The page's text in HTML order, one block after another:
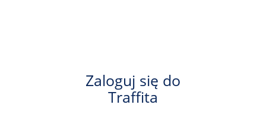
Zaloguj się do
Traffita